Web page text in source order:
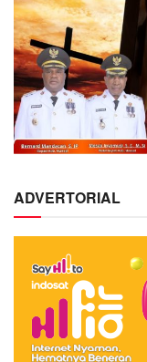
ADVERTORIAL